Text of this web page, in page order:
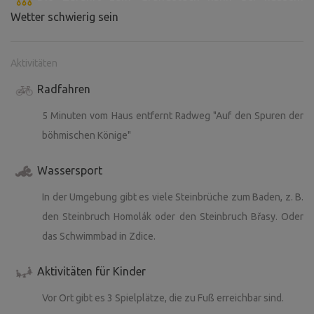
Wetter schwierig sein
Aktivitäten
Radfahren
5 Minuten vom Haus entfernt Radweg "Auf den Spuren der
böhmischen Könige"
Wassersport
In der Umgebung gibt es viele Steinbrüche zum Baden, z. B.
den Steinbruch Homolák oder den Steinbruch Břasy. Oder
das Schwimmbad in Zdice.
Aktivitäten für Kinder
Vor Ort gibt es 3 Spielplätze, die zu Fuß erreichbar sind.